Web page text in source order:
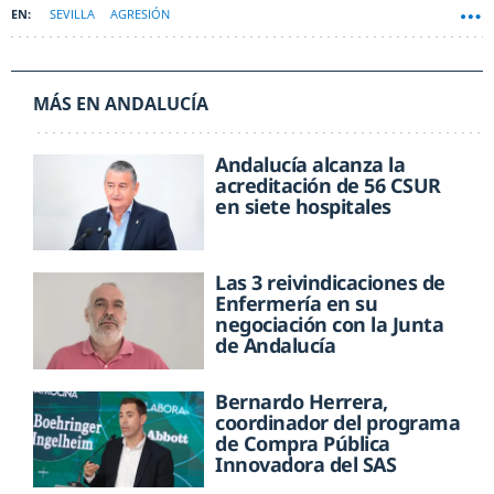
SEVILLA AGRESIÓN
MÁS EN ANDALUCÍA
Andalucía alcanza la
acreditación de 56 CSUR
en siete hospitales
Las 3 reivindicaciones de
Enfermería en su
negociación con la Junta
de Andalucía
Bernardo Herrera,
coordinador del programa
de Compra Pública
Innovadora del SAS